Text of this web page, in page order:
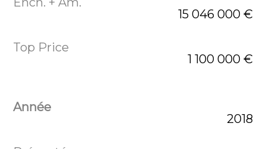
15 046 000 €
1 100 000 €
2018